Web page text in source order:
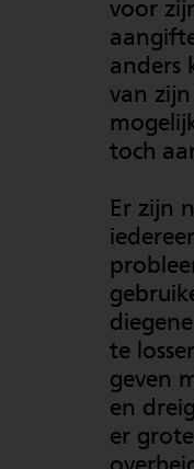
voor
anders
van
toch
Er zijn
te
geven
en
er